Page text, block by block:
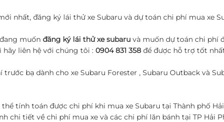
nhất, đăng ký lái thử xe Subaru và dự toán chi phí mua xe
muốn đăng ký lái thử xe subaruvà muốn dự toán chi phí
liên hệ với chúng tôi : 0904 831 358để được hỗ trợ tốt
bạ dành cho xe Subaru Forester , Subaru Outback và
tính toán được chi phí khi mua xe Subaru tại Thành phố
chi tiết về chi phí mua xe và các chi phí lăn bánh tại TP Hải